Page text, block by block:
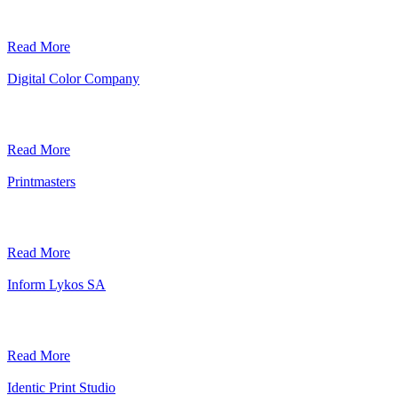
Read More
Digital Color Company
Read More
Printmasters
Read More
Inform Lykos SA
Read More
Identic Print Studio